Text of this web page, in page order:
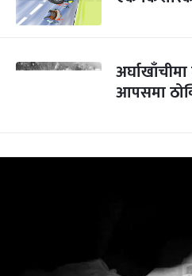
आपसमा